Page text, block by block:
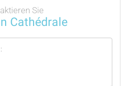
Sie
Cathédrale